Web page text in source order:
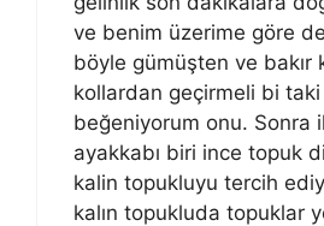
ve benim üzerime göre
böyle gümüşten ve bakır
kollardan geçirmeli bi
beğeniyorum onu. Sonra
ayakkabı biri ince topuk
kalin topukluyu tercih
kalın topukluda topuklar